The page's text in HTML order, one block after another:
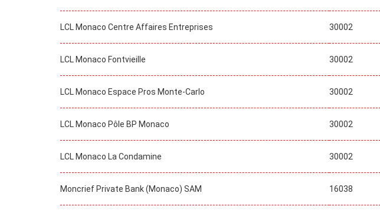
LCL Monaco Centre Affaires Entreprises 30002
LCL Monaco Fontvieille 30002
LCL Monaco Espace Pros Monte-Carlo 30002
LCL Monaco Pôle BP Monaco 30002
LCL Monaco La Condamine 30002
Moncrief Private Bank (Monaco) SAM 16038